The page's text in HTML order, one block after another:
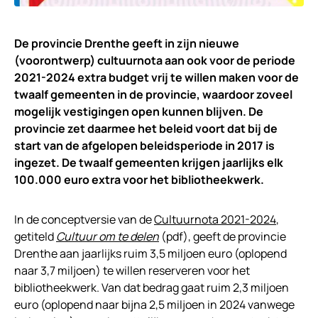
De provincie Drenthe geeft in zijn nieuwe
(voorontwerp) cultuurnota aan ook voor de periode
2021-2024 extra budget vrij te willen maken voor de
twaalf gemeenten in de provincie, waardoor zoveel
mogelijk vestigingen open kunnen blijven. De
provincie zet daarmee het beleid voort dat bij de
start van de afgelopen beleidsperiode in 2017 is
ingezet. De twaalf gemeenten krijgen jaarlijks elk
100.000 euro extra voor het bibliotheekwerk.
In de conceptversie van deCultuurnota 2021-2024,
getiteldCultuur om te delen (pdf), geeft de provincie
Drenthe aan jaarlijks ruim 3,5 miljoen euro (oplopend
naar 3,7 miljoen) te willen reserveren voor het
bibliotheekwerk. Van dat bedrag gaat ruim 2,3 miljoen
euro (oplopend naar bijna 2,5 miljoen in 2024 vanwege